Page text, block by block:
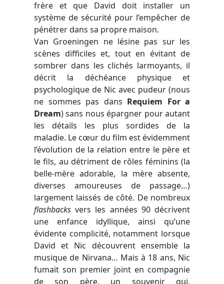
frère et que David doit installer un
système de sécurité pour l’empêcher de
pénétrer dans sa propre maison.
Van Groeningen ne lésine pas sur les
scènes difficiles et, tout en évitant de
sombrer dans les clichés larmoyants, il
décrit la déchéance physique et
psychologique de Nic avec pudeur (nous
ne sommes pas dans Requiem For a
Dream) sans nous épargner pour autant
les détails les plus sordides de la
maladie. Le cœur du film est évidemment
l’évolution de la relation entre le père et
le fils, au détriment de rôles féminins (la
belle-mère adorable, la mère absente,
diverses amoureuses de passage…)
largement laissés de côté. De nombreux
flashbacksvers les années 90 décrivent
une enfance idyllique, ainsi qu’une
évidente complicité, notamment lorsque
David et Nic découvrent ensemble la
musique de Nirvana… Mais à 18 ans, Nic
fumait son premier joint en compagnie
de son père, un souvenir qui,